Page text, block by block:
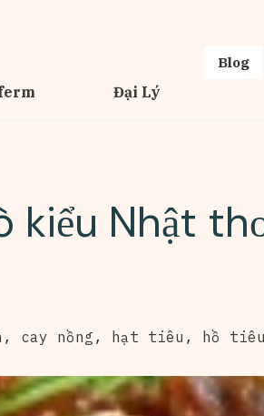
Đại Lý
Blog
kiểu Nhật
, cay nồng , hạt tiêu , hồ tiêu